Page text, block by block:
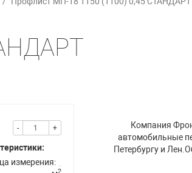
- +
измерения
2
Компания
автомобильные
Петербургу и